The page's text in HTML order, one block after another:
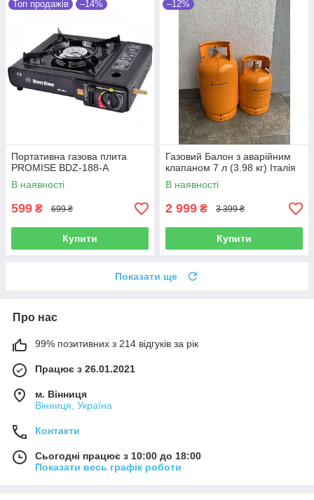
Топ продажів –14%
Портативна газова плита
PROMISE BDZ-188-A
В наявності
599 ₴ 699 ₴
Купити
–12%
Газовий Балон з аварійним
клапаном 7 л (3.98 кг) Італія
В наявності
2 999 ₴ 3 399 ₴
Купити
Показати ще
Про нас
99% позитивних з 214 відгуків за рік
Працює з 26.01.2021
м. Вінниця
Вінниця, Україна
Контакти
Сьогодні працює з 10:00 до 18:00
Показати весь графік роботи